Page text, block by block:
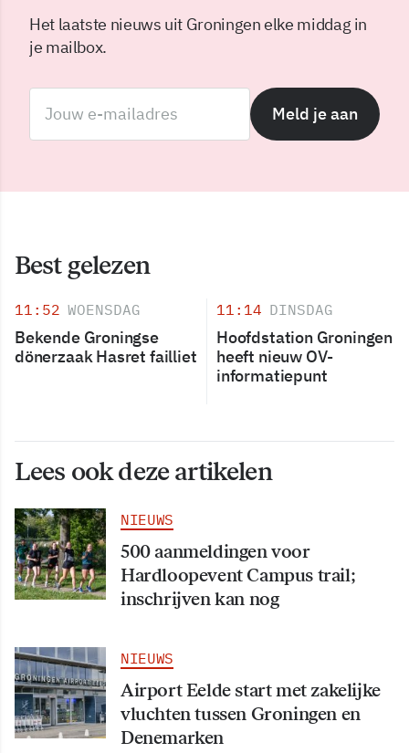
Het laatste nieuws uit Groningen elke middag in
je mailbox.
Meld je aan
Best gelezen
11:52 WOENSDAG
Bekende Groningse
dönerzaak Hasret failliet
11:14 DINSDAG
Hoofdstation Groningen
heeft nieuw OV-
informatiepunt
Lees ook deze artikelen
NIEUWS
500 aanmeldingen voor
Hardloopevent Campus trail;
inschrijven kan nog
NIEUWS
Airport Eelde start met zakelijke
vluchten tussen Groningen en
Denemarken